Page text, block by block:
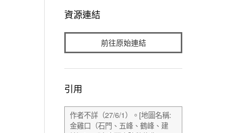
資源連結
前往原始連結
引用